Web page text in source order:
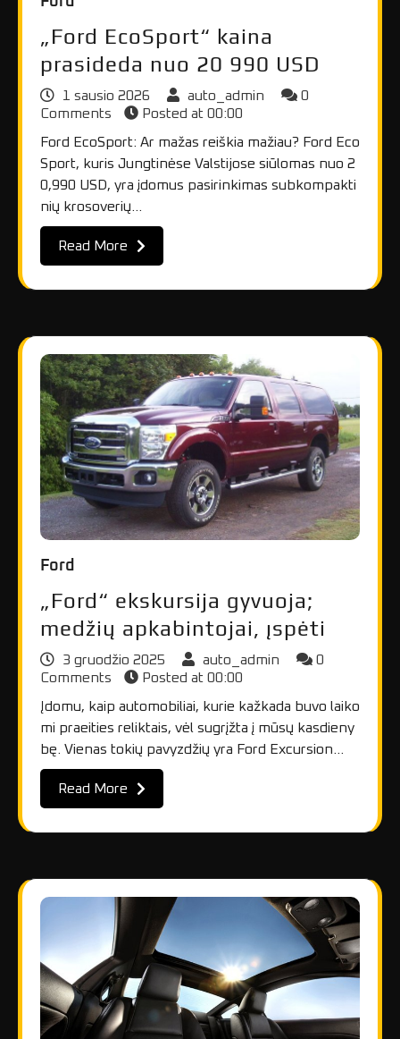
„Ford EcoSport“ kaina
prasideda nuo 20 990 USD
1 sausio 2026 auto_admin
0
Comments
Posted at 00:00
Ford EcoSport: Ar mažas reiškia mažiau? Ford Eco
Sport, kuris Jungtinėse Valstijose siūlomas nuo 2
0,990 USD, yra įdomus pasirinkimas subkompakti
nių krosoverių…
Read More
Ford
„Ford“ ekskursija gyvuoja;
medžių apkabintojai, įspėti
3 gruodžio 2025 auto_admin
0
Comments
Posted at 00:00
Įdomu, kaip automobiliai, kurie kažkada buvo laiko
mi praeities reliktais, vėl sugrįžta į mūsų kasdieny
bę. Vienas tokių pavyzdžių yra Ford Excursion…
Read More